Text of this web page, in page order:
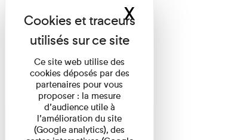
Ce site web utilise des
cookies déposés par des
partenaires pour vous
proposer : la mesure
d’audience utile à
l’amélioration du site
(Google analytics), des
XMasquer le